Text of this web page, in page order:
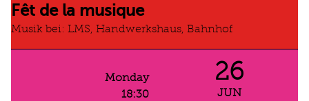
Fêt de la musique
Musik bei: LMS, Handwerkshaus, Bahnhof
Monday
18:30
26
JUN